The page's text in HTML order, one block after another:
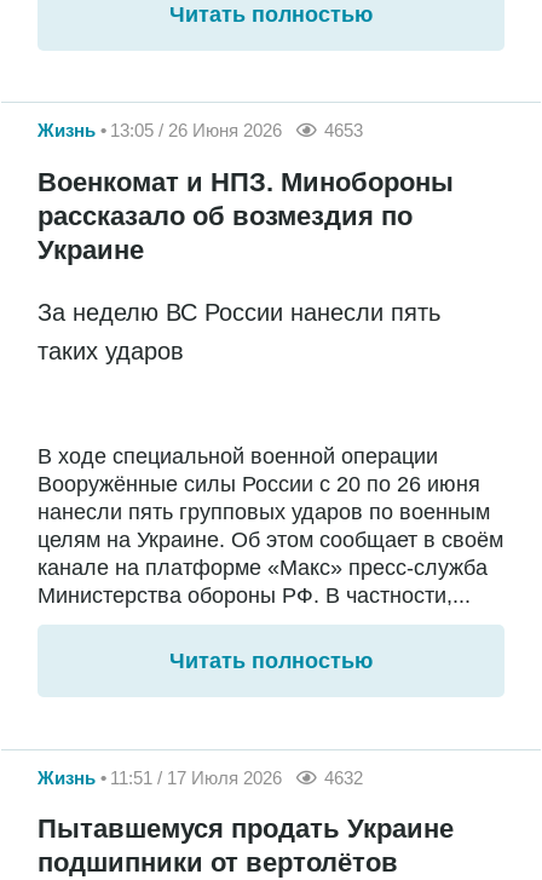
Читать полностью
Жизнь 13:05 / 26 Июня 2026 4653
Военкомат и НПЗ. Минобороны
рассказало об возмездия по
Украине
За неделю ВС России нанесли пять
таких ударов
В ходе специальной военной операции
Вооружённые силы России с 20 по 26 июня
нанесли пять групповых ударов по военным
целям на Украине. Об этом сообщает в своём
канале на платформе «Макс» пресс-служба
Министерства обороны РФ. В частности,...
Читать полностью
Жизнь 11:51 / 17 Июля 2026 4632
Пытавшемуся продать Украине
подшипники от вертолётов